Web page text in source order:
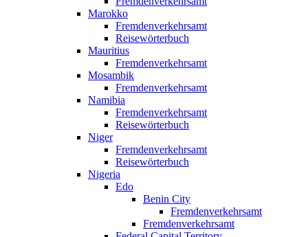
Marokko
Fremdenverkehrsamt
Reisewörterbuch
Mauritius
Fremdenverkehrsamt
Mosambik
Fremdenverkehrsamt
Namibia
Fremdenverkehrsamt
Reisewörterbuch
Niger
Fremdenverkehrsamt
Reisewörterbuch
Nigeria
Edo
Benin City
Fremdenverkehrsamt
Fremdenverkehrsamt